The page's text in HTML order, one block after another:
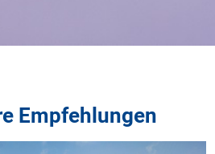
Empfehlungen